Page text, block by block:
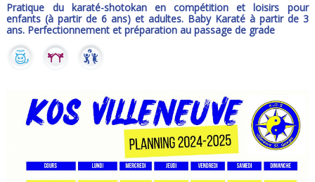
Pratique du karaté-shotokan en compétition et loisirs pour
enfants (à partir de 6 ans) et adultes. Baby Karaté à partir de 3
ans. Perfectionnement et préparation au passage de grade